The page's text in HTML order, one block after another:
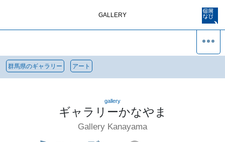
GALLERY
群馬県のギャラリー アート
gallery
ギャラリーかなやま
Gallery Kanayama